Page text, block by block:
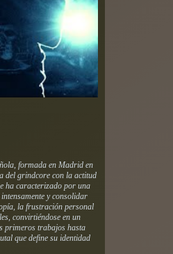
formada en Madrid en
del grindcore con la actitud
ha caracterizado por una
y consolidar
la frustración personal
convirtiéndose en un
primeros trabajos hasta
que define su identidad